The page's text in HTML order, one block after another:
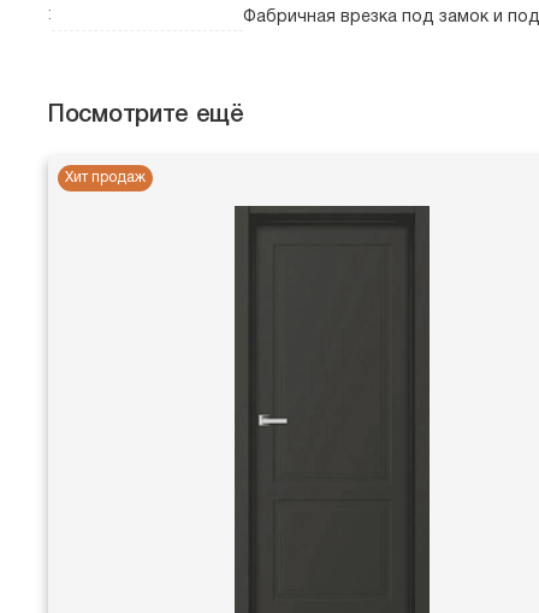
: Фабричная врезка под замок и
Посмотрите ещё
Хит продаж